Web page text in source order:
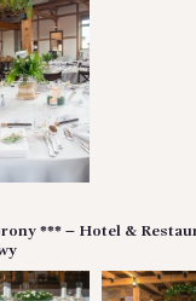
*** – Hotel &